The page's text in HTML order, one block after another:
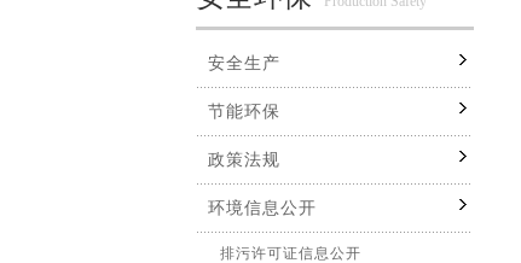
安全生产
节能环保
政策法规
环境信息公开
排污许可证信息公开